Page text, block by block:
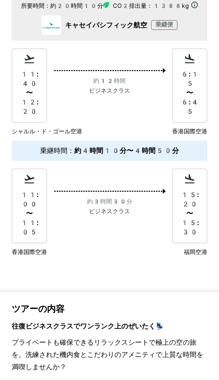
所要時間： 約20時間10分 CO2排出量： 1388kg
キャセイパシフィック航空 乗継便
11:
40
〜
12:
20
約12時間
ビジネスクラス
6:1
5
〜
6:4
5
シャルル・ド・ゴール空港 香港国際空港
乗継時間 ： 約4時間10分〜4時間50分
11:
00
〜
11:
05
約3時間30分
ビジネスクラス
15:
20
〜
15:
30
香港国際空港 福岡空港
ツアーの内容
往復ビジネスクラスでワンランク上のぜいたく💺
プライベートも確保できるリラックスシートで極上の空の旅
を。洗練された機内食とこだわりのアメニティで上質な時間を
満喫しませんか？